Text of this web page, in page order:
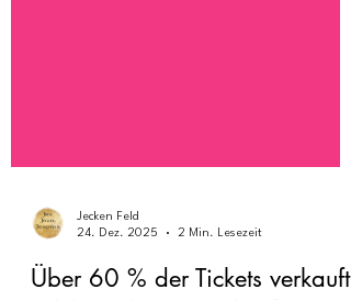
24. Dez. 2025
2 Min. Lesezeit